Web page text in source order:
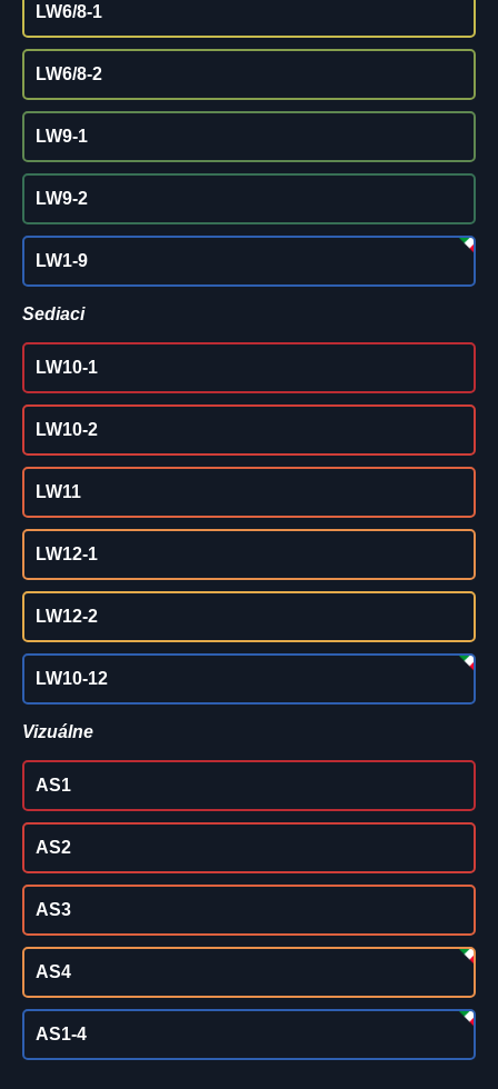
LW6/8-1
LW6/8-2
LW9-1
LW9-2
LW1-9
Sediaci
LW10-1
LW10-2
LW11
LW12-1
LW12-2
LW10-12
Vizuálne
AS1
AS2
AS3
AS4
AS1-4